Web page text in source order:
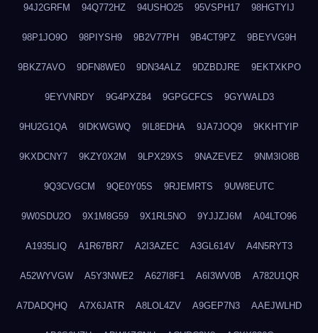
94J2GRFM 94Q772HZ 94USHO25 95VSPH17 98HGTYIJ
98P1JO9O 98PIYSH9 9B2V77PH 9B4CT9PZ 9BEYVG9H
9BKZ7AVO 9DFN8WE0 9DN34ALZ 9DZBDJRE 9EKTXKPO
9EYVNRDY 9G4PXZ84 9GPGCFCS 9GYWALD3
9HU2G1QA 9IDKWGWQ 9IL8EDHA 9JA7JOQ9 9KKHTYIP
9KXDCNY7 9KZY0X2M 9LPX29XS 9NAZEVEZ 9NM3IO8B
9Q3CVGCM 9QE0Y05S 9RJEMRTS 9UW8EUTC
9W0SDU2O 9X1M8G59 9X1RL5NO 9YJJZJ6M A04LTO96
A1935LIQ A1R67BR7 A2I3AZEC A3GL614V A4N5RYT3
A52WYVGW A5Y3NWE2 A627I8F1 A6I3WV0B A782U1QR
A7DADQHQ A7X6JATR A8LOL4ZV A9GEP7N3 AAEJWLHD